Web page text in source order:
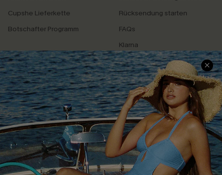
Cupshe Lieferkette
Botschafter Programm
Rücksendung starten
FAQs
Klarna
SERVICEZENTRUM
Größenguide
Geschenkkarte
Treueprogramm
Affiliate Programm
BELIEBTE SUCHEN
Bauchweg
High-Waist
Sommerkleider
Blau-Weiß